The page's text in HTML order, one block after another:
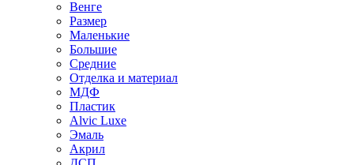
Венге
Размер
Маленькие
Большие
Средние
Отделка и материал
МДФ
Пластик
Alvic Luxe
Эмаль
Акрил